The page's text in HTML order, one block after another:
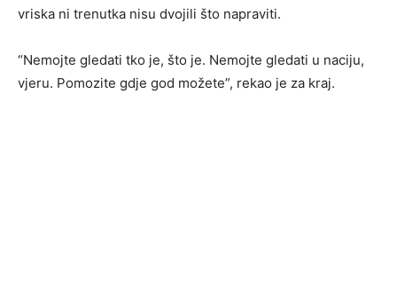
vriska ni trenutka nisu dvojili što napraviti.
“Nemojte gledati tko je, što je. Nemojte gledati u naciju,
vjeru. Pomozite gdje god možete”, rekao je za kraj.